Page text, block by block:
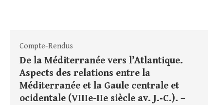
Compte-Rendus
De la Méditerranée vers l’Atlantique.
Aspects des relations entre la
Méditerranée et la Gaule centrale et
ocidentale (VIIIe-IIe siècle av. J.‑C.). –